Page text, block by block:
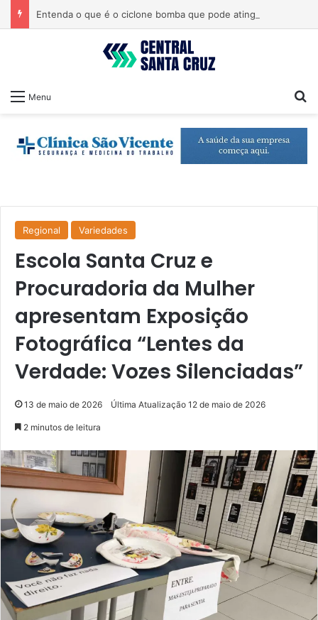
Menu
Regional Variedades
Escola Santa Cruz e
Procuradoria da Mulher
apresentam Exposição
Fotográfica “Lentes da
Verdade: Vozes Silenciadas”
13 de maio de 2026 Última Atualização 12 de maio de 2026
2 minutos de leitura